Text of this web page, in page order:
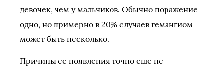
девочек, чем у мальчиков. Обычно поражение
одно, но примерно в 20% случаев гемангиом
может быть несколько.
Причины ее появления точно еще не